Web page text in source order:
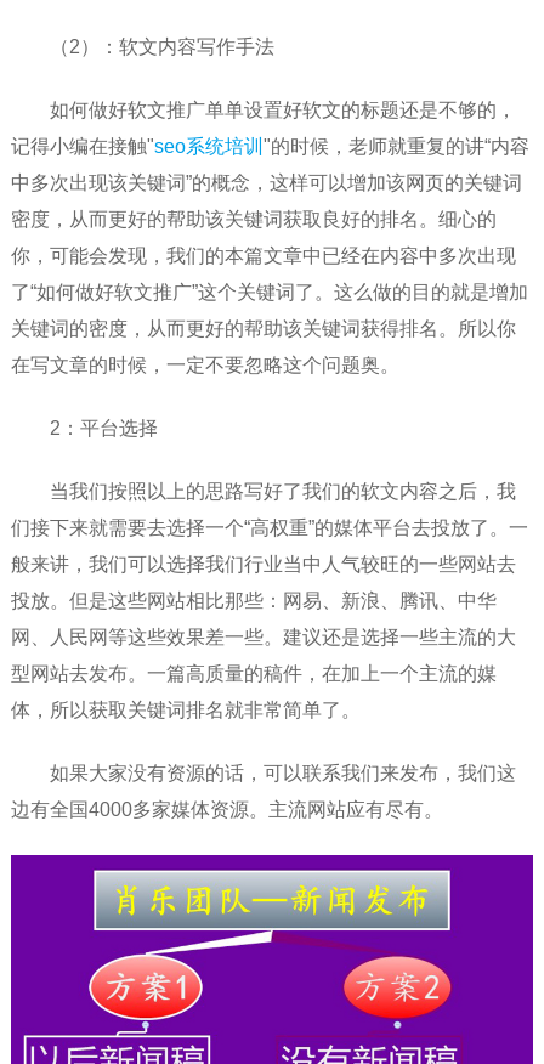
（2）：软文内容写作手法
如何做好软文推广单单设置好软文的标题还是不够的，
记得小编在接触"seo系统培训 "的时候，老师就重复的讲“内容
中多次出现该关键词”的概念，这样可以增加该网页的关键词
密度，从而更好的帮助该关键词获取良好的排名。细心的
你，可能会发现，我们的本篇文章中已经在内容中多次出现
了“如何做好软文推广”这个关键词了。这么做的目的就是增加
关键词的密度，从而更好的帮助该关键词获得排名。所以你
在写文章的时候，一定不要忽略这个问题奥。
2：平台选择
当我们按照以上的思路写好了我们的软文内容之后，我
们接下来就需要去选择一个“高权重”的媒体平台去投放了。一
般来讲，我们可以选择我们行业当中人气较旺的一些网站去
投放。但是这些网站相比那些：网易、新浪、腾讯、中华
网、人民网等这些效果差一些。建议还是选择一些主流的大
型网站去发布。一篇高质量的稿件，在加上一个主流的媒
体，所以获取关键词排名就非常简单了。
如果大家没有资源的话，可以联系我们来发布，我们这
边有全国4000多家媒体资源。主流网站应有尽有。